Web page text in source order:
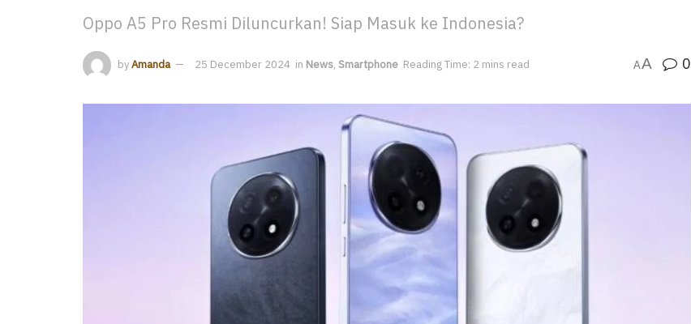
Oppo A5 Pro Resmi Diluncurkan! Siap Masuk ke Indonesia?
byAmanda 25 December 2024 in News, Smartphone Reading Time: 2 mins read AA 0